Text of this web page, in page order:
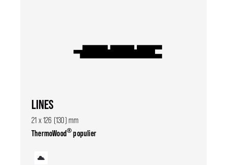
LINES
21 x 126 (130) mm
ThermoWood®populier